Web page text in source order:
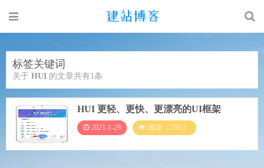
标签关键词
关于 HUI 的文章共有1条
HUI 更轻、更快、更漂亮的UI框架
2021-1-29 阅读（2701）